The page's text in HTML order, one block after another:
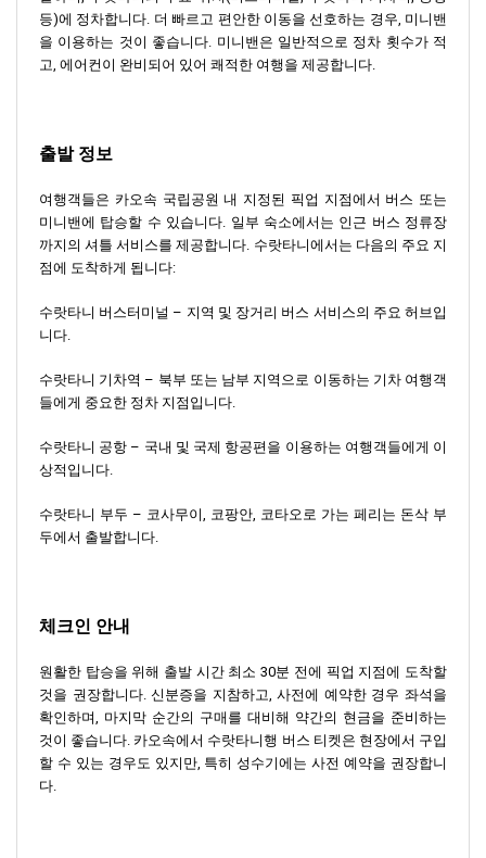
등)에 정차합니다. 더 빠르고 편안한 이동을 선호하는 경우, 미니밴
을 이용하는 것이 좋습니다. 미니밴은 일반적으로 정차 횟수가 적
고, 에어컨이 완비되어 있어 쾌적한 여행을 제공합니다.
출발 정보
여행객들은 카오속 국립공원 내 지정된 픽업 지점에서 버스 또는
미니밴에 탑승할 수 있습니다. 일부 숙소에서는 인근 버스 정류장
까지의 셔틀 서비스를 제공합니다. 수랏타니에서는 다음의 주요 지
점에 도착하게 됩니다:
수랏타니 버스터미널 – 지역 및 장거리 버스 서비스의 주요 허브입
니다.
수랏타니 기차역 – 북부 또는 남부 지역으로 이동하는 기차 여행객
들에게 중요한 정차 지점입니다.
수랏타니 공항 – 국내 및 국제 항공편을 이용하는 여행객들에게 이
상적입니다.
수랏타니 부두 – 코사무이, 코팡안, 코타오로 가는 페리는 돈삭 부
두에서 출발합니다.
체크인 안내
원활한 탑승을 위해 출발 시간 최소 30분 전에 픽업 지점에 도착할
것을 권장합니다. 신분증을 지참하고, 사전에 예약한 경우 좌석을
확인하며, 마지막 순간의 구매를 대비해 약간의 현금을 준비하는
것이 좋습니다. 카오속에서 수랏타니행 버스 티켓은 현장에서 구입
할 수 있는 경우도 있지만, 특히 성수기에는 사전 예약을 권장합니
다.